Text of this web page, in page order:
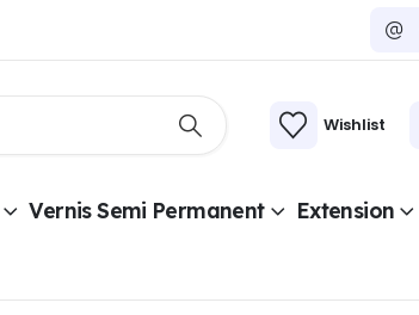
Wishlist
Vernis Semi Permanent Extension